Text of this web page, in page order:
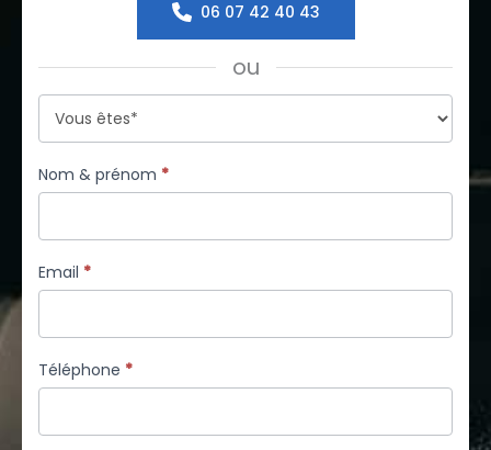
06 07 42 40 43
ou
Formulaire
simple
avec
téléphone
Nom & prénom *
Email *
Téléphone *